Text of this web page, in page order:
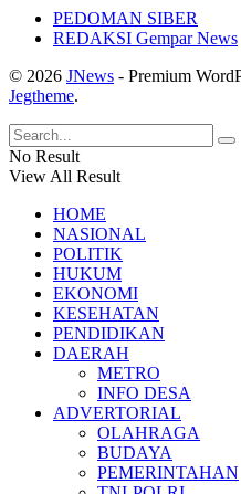
PEDOMAN SIBER
REDAKSI Gempar News
© 2026 JNews - Premium
Jegtheme.
No Result
View All Result
HOME
NASIONAL
POLITIK
HUKUM
EKONOMI
KESEHATAN
PENDIDIKAN
DAERAH
METRO
INFO DESA
ADVERTORIAL
OLAHRAGA
BUDAYA
PEMERINTAHAN